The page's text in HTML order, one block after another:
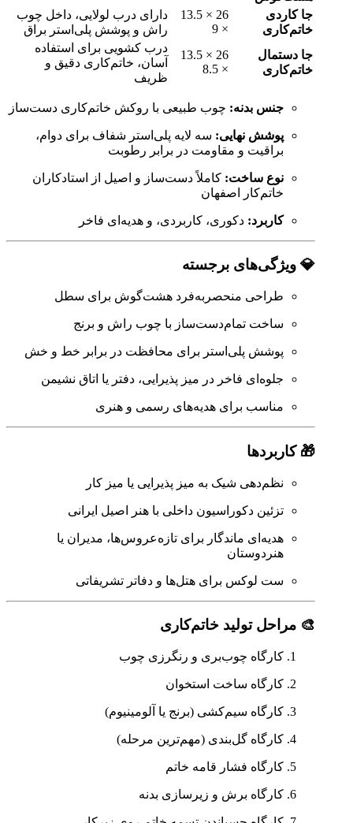
جا کاردی
خاتم‌کاری
26 × 13.5
× 9
دارای درب لولایی، داخل چوب
راش و پوشش پلی‌استر براق
جا دستمال
خاتم‌کاری
26 × 13.5
× 8.5
درب کشویی برای استفاده
آسان، خاتم‌کاری دقیق و
ظریف
جنس بدنه: چوب طبیعی با روکش خاتم‌کاری دست‌ساز
پوشش نهایی: سه لایه پلی‌استر شفاف برای دوام،
براقیت و مقاومت در برابر رطوبت
نوع ساخت: کاملاً دست‌ساز و اصیل از استادکاران
خاتم‌کار اصفهان
کاربرد: دکوری، کاربردی، و هدیه‌ای فاخر
💎 ویژگی‌های برجسته
طراحی منحصربه‌فرد هشت‌گوش برای سطل
ساخت تمام‌دست‌ساز با چوب راش و برنج
پوشش پلی‌استر برای محافظت در برابر خط و خش
جلوه‌ای فاخر در میز پذیرایی، دفتر یا اتاق نشیمن
مناسب برای هدیه‌های رسمی و هنری
🎁 کاربردها
نظم‌دهی شیک به میز پذیرایی یا میز کار
تزئین دکوراسیون داخلی با هنر اصیل ایرانی
هدیه‌ای ماندگار برای تازه‌عروس‌ها، مدیران یا
هنردوستان
ست لوکس برای هتل‌ها و دفاتر تشریفاتی
🎨 مراحل تولید خاتم‌کاری
کارگاه چوب‌بری و رنگرزی چوب
کارگاه ساخت استخوان
کارگاه سیم‌کشی (برنج یا آلومینیوم)
کارگاه گل‌بندی (مهم‌ترین مرحله)
کارگاه فشار قامه خاتم
کارگاه برش و زیرسازی بدنه